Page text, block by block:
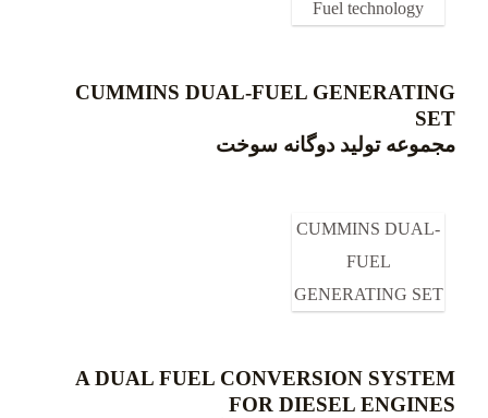
Fuel technology
CUMMINS DUAL-FUEL GENERATING
SET
مجموعه تولید دوگانه سوخت
CUMMINS DUAL-
FUEL
GENERATING SET​
A DUAL FUEL CONVERSION SYSTEM
FOR DIESEL ENGINES